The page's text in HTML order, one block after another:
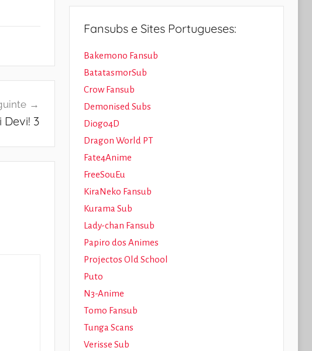
Devi! 3
Fansubs e Sites Portugueses:
Bakemono Fansub
BatatasmorSub
Crow Fansub
Demonised Subs
Diogo4D
Dragon World PT
Fate4Anime
FreeSouEu
KiraNeko Fansub
Kurama Sub
Lady-chan Fansub
Papiro dos Animes
Projectos Old School
Puto
N3-Anime
Tomo Fansub
Tunga Scans
Verisse Sub